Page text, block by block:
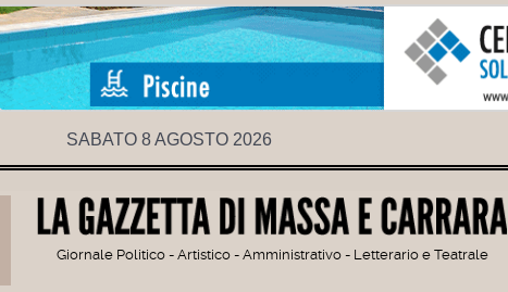
SABATO 8 AGOSTO 2026
Giornale Politico - Artistico - Amministrativo - Letterario e Teatrale